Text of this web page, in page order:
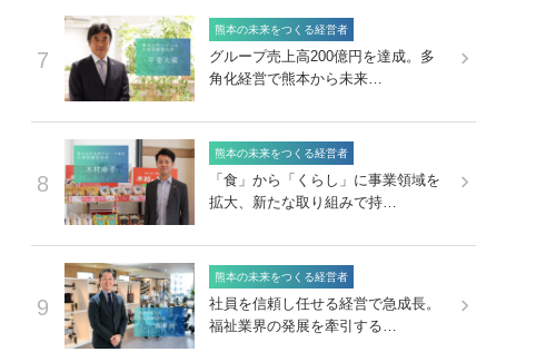
7
熊本の未来をつくる経営者
グループ売上高200億円を達成。多
角化経営で熊本から未来…
8
熊本の未来をつくる経営者
「食」から「くらし」に事業領域を
拡大、新たな取り組みで持…
9
熊本の未来をつくる経営者
社員を信頼し任せる経営で急成長。
福祉業界の発展を牽引する…